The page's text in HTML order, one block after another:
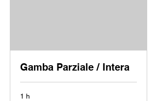
Gamba Parziale / Intera
1 h